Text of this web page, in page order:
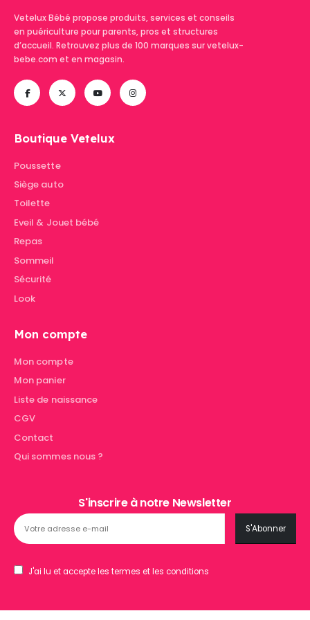
Vetelux Bébé propose produits, services et conseils
en puériculture pour parents, pros et structures
d’accueil. Retrouvez plus de 100 marques sur vetelux-
bebe.com et en magasin.
Boutique Vetelux
Poussette
Siège auto
Toilette
Eveil & Jouet bébé
Repas
Sommeil
Sécurité
Look
Mon compte
Mon compte
Mon panier
Liste de naissance
CGV
Contact
Qui sommes nous ?
S'inscrire à notre Newsletter
J'ai lu et accepte les termes et les conditions